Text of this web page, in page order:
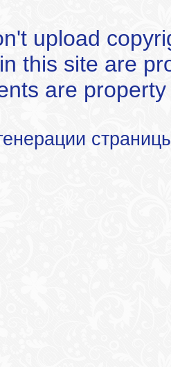
upload
this site are
are